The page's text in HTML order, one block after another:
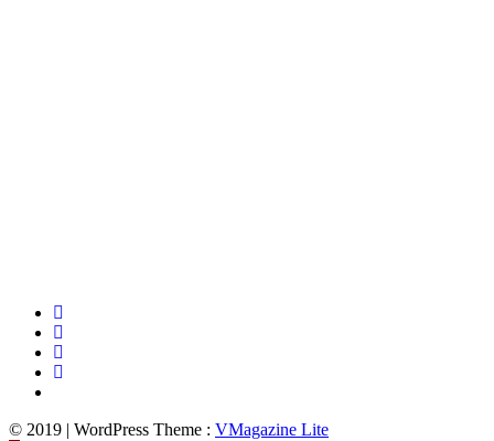
© 2019 | WordPress Theme : VMagazine Lite